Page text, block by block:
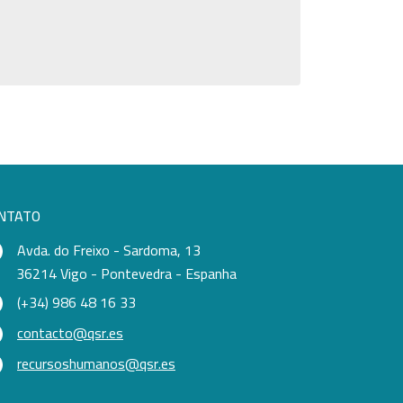
Avda. do Freixo - Sardoma, 13
36214 Vigo - Pontevedra - Espanha
(+34) 986 48 16 33
contacto@qsr.es
recursoshumanos@qsr.es